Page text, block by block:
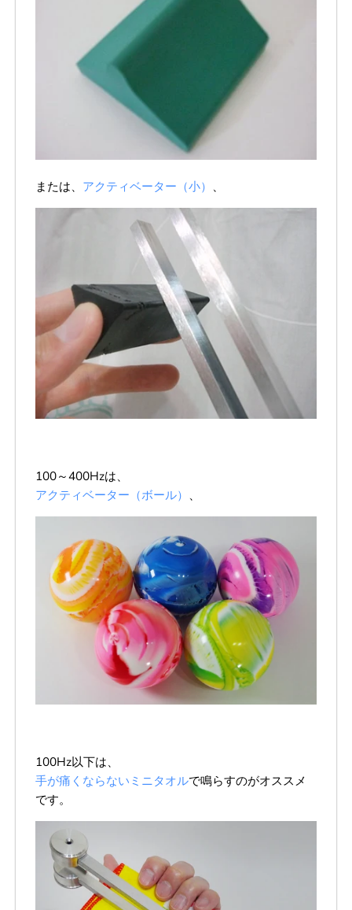
または、 アクティベーター（小） 、
100～400Hzは、
アクティベーター（ボール） 、
100Hz以下は、
手が痛くならないミニタオルで鳴らすのがオススメ
です。